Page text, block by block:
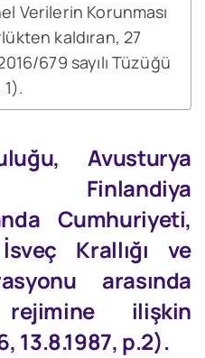
Verilerin Korunması
kaldıran, 27
679 sayılı Tüzüğü
1).
Avusturya
Finlandiya
Cumhuriyeti,
Krallığı ve
arasında
ilişkin
13.8.1987, p.2).